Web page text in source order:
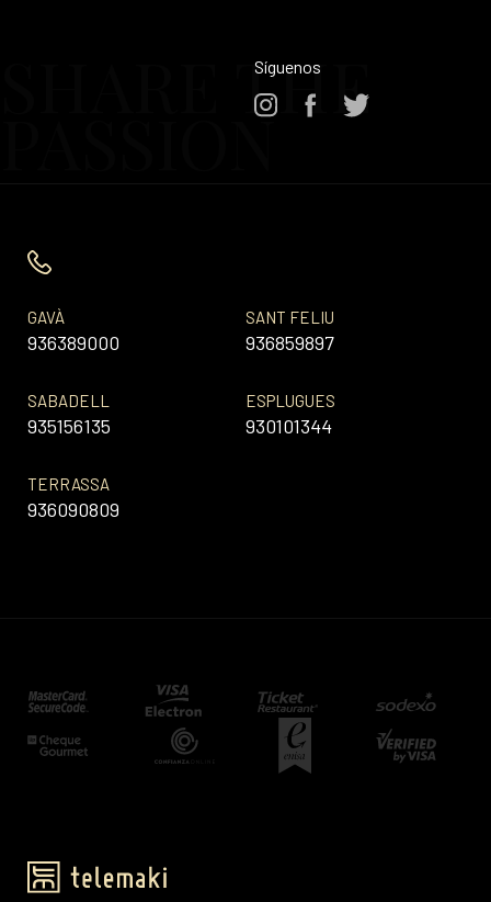
SHARE THE
PASSION
Síguenos
GAVÀ
936389000
SANT FELIU
936859897
SABADELL
935156135
ESPLUGUES
930101344
TERRASSA
936090809